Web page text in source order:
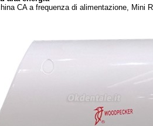
CA a frequenza di alimentazione,